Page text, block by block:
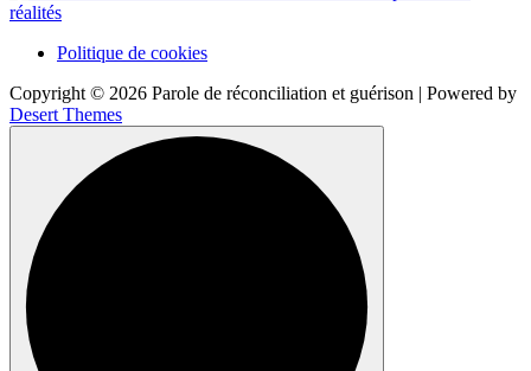
Politique de cookies
Copyright © 2026 Parole de réconciliation et guérison | Powered by
Desert Themes